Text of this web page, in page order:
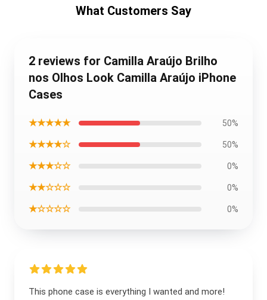
What Customers Say
2 reviews for Camilla Araújo Brilho
nos Olhos Look Camilla Araújo iPhone
Cases
★★★★★ 50%
★★★★☆ 50%
★★★☆☆ 0%
★★☆☆☆ 0%
★☆☆☆☆ 0%
This phone case is everything I wanted and more!